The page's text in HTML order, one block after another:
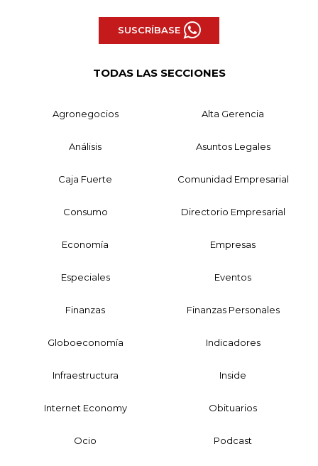
SUSCRÍBASE
TODAS LAS SECCIONES
Agronegocios Alta Gerencia
Análisis Asuntos Legales
Caja Fuerte Comunidad Empresarial
Consumo Directorio Empresarial
Economía Empresas
Especiales Eventos
Finanzas Finanzas Personales
Globoeconomía Indicadores
Infraestructura Inside
Internet Economy Obituarios
Ocio Podcast